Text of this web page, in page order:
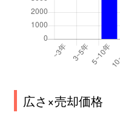
広さ×売却価格